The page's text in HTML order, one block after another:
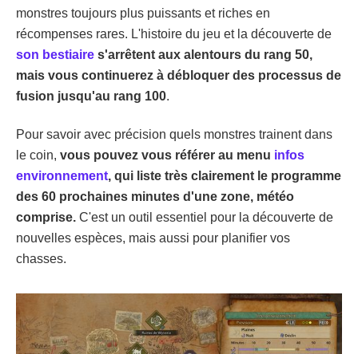
monstres toujours plus puissants et riches en
récompenses rares. L'histoire du jeu et la découverte de
son bestiaire s'arrêtent aux alentours du rang 50,
mais vous continuerez à débloquer des processus de
fusion jusqu'au rang 100.
Pour savoir avec précision quels monstres trainent dans
le coin, vous pouvez vous référer au menu infos
environnement, qui liste très clairement le programme
des 60 prochaines minutes d'une zone, météo
comprise. C'est un outil essentiel pour la découverte de
nouvelles espèces, mais aussi pour planifier vos
chasses.